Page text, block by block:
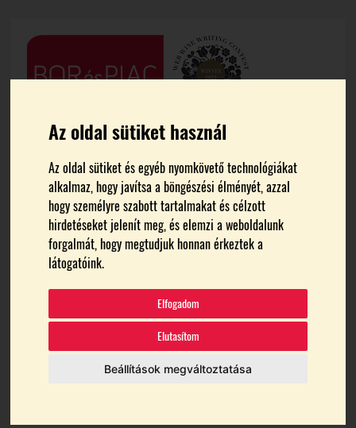
Az oldal sütiket használ
Az oldal sütiket és egyéb nyomkövető technológiákat
alkalmaz, hogy javítsa a böngészési élményét, azzal
hogy személyre szabott tartalmakat és célzott
hirdetéseket jelenít meg, és elemzi a weboldalunk
forgalmát, hogy megtudjuk honnan érkeztek a
látogatóink.
Elfogadom
Elutasítom
Beállítások megváltoztatása
FŐOLDAL PERMETEZŐGÉPEK
permetezőgépek